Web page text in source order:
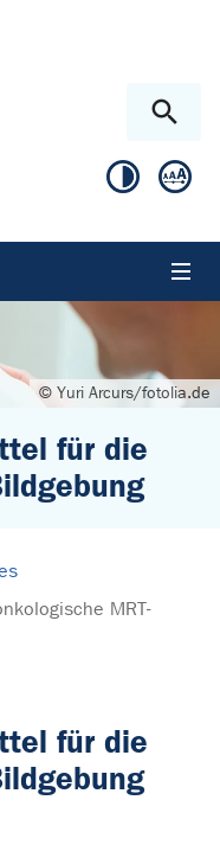
© Yuri Arcurs/fotolia.de
für die
MRT-
für die